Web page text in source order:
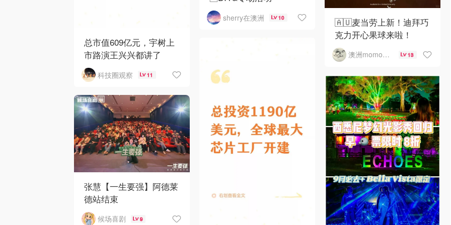
总市值609亿元，宇树上
市路演王兴兴都讲了
科技圈观察 11
sherry在澳洲 10
🇦🇺麦当劳上新！迪拜巧
克力开心果球来啦！
澳洲momo爱吃 13
张慧【一生要强】阿德莱
德站结束
候场喜剧 9